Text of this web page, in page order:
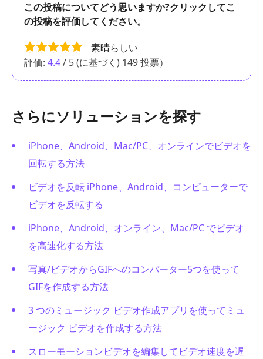
この投稿についてどう思いますか?クリックしてこ
の投稿を評価してください。
素晴らしい
評価: 4.4/ 5 (に基づく) 149投票）
さらにソリューションを探す
iPhone、Android、Mac/PC、オンラインでビデオを
回転する方法
ビデオを反転 iPhone、Android、コンピューターで
ビデオを反転する
iPhone、Android、オンライン、Mac/PC でビデオ
を高速化する方法
写真/ビデオからGIFへのコンバーター5つを使って
GIFを作成する方法
3 つのミュージック ビデオ作成アプリを使ってミュ
ージック ビデオを作成する方法
スローモーションビデオを編集してビデオ速度を遅